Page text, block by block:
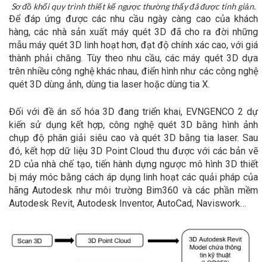
Sơ đồ khối quy trình thiết kế ngược thường thấy đã được tinh giản.
Để đáp ứng được các nhu cầu ngày càng cao của khách
hàng, các nhà sản xuất máy quét 3D đã cho ra đời những
mẫu máy quét 3D linh hoạt hơn, đạt độ chính xác cao, với giá
thành phải chăng. Tùy theo nhu cầu, các máy quét 3D dựa
trên nhiều công nghệ khác nhau, điển hình như các công nghệ
quét 3D dùng ảnh, dùng tia laser hoặc dùng tia X.
Đối với đề án số hóa 3D đang triển khai, EVNGENCO 2 dự
kiến sử dụng kết hợp, công nghệ quét 3D bằng hình ảnh
chụp độ phân giải siêu cao và quét 3D bằng tia laser. Sau
đó, kết hợp dữ liệu 3D Point Cloud thu được với các bản vẽ
2D của nhà chế tạo, tiến hành dựng ngược mô hình 3D thiết
bị máy móc bằng cách áp dụng linh hoạt các quải pháp của
hãng Autodesk như môi trường Bim360 và các phần mềm
Autodesk Revit, Autodesk Inventor, AutoCad, Naviswork…